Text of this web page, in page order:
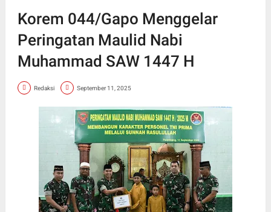
Korem 044/Gapo Menggelar
Peringatan Maulid Nabi
Muhammad SAW 1447 H
Redaksi September 11, 2025